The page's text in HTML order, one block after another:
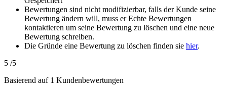
Bewertungen sind nicht modifizierbar, falls der Kunde seine
Bewertung ändern will, muss er Echte Bewertungen
kontaktieren um seine Bewertung zu löschen und eine neue
Bewertung schreiben.
Die Gründe eine Bewertung zu löschen finden sie hier.
5 /5
Basierend auf 1 Kundenbewertungen